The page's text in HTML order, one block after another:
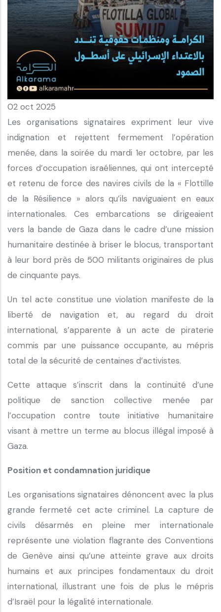
02 oct 2025
Les organisations signataires expriment leur vive
indignation et rejettent fermement l’opération
menée, dans la soirée du mardi 1er octobre, par les
forces d’occupation israéliennes, qui ont intercepté
et retenu de force des navires civils de la « Flottille
de la Résilience » alors qu’ils naviguaient en eaux
internationales. Ces embarcations se dirigeaient
vers la bande de Gaza dans le cadre d’une mission
humanitaire destinée à briser le blocus, transportant
à leur bord près de 500 militants originaires de plus
de cinquante pays.
Un tel acte constitue une violation manifeste de la
liberté de navigation et, au regard du droit
international, s’apparente à un acte de piraterie
commis par une puissance occupante, au mépris
total de la sécurité de centaines d’activistes.
Cette attaque s’inscrit dans la continuité d’une
politique de sanction collective menée par
l’occupation contre toute initiative humanitaire
visant à mettre un terme au blocus illégal imposé à
Gaza.
Position et condamnation juridique
Les organisations signataires dénoncent avec la plus
grande fermeté cet acte criminel. La capture de
civils désarmés en pleine mer internationale
représente une violation flagrante des Conventions
de Genève ainsi qu’une atteinte grave aux droits
humains et aux principes fondamentaux du droit
international, illustrant une fois de plus le mépris
d’Israël pour la légalité internationale.